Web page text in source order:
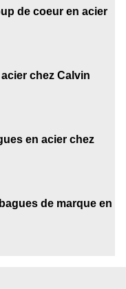
de coeur en acier
chez Calvin
en acier chez
de marque en